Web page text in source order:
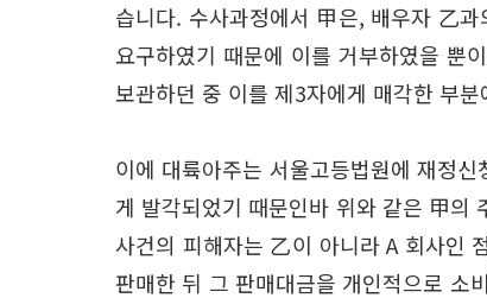
습니다. 수사과정에서 甲은, 배우자 乙
요구하였기 때문에 이를 거부하였을 뿐
보관하던 중 이를 제3자에게 매각한 부
이에 대륙아주는 서울고등법원에 재정
게 발각되었기 때문인바 위와 같은 甲
사건의 피해자는 乙이 아니라 A 회사인
판매한 뒤 그 판매대금을 개인적으로 소